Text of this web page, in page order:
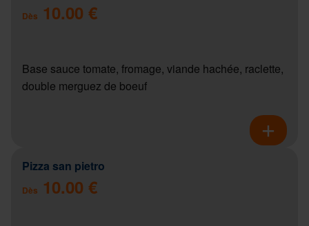
Dès 10.00 €
Base sauce tomate, fromage, viande hachée, raclette,
double merguez de boeuf
Pizza san pietro
Dès 10.00 €